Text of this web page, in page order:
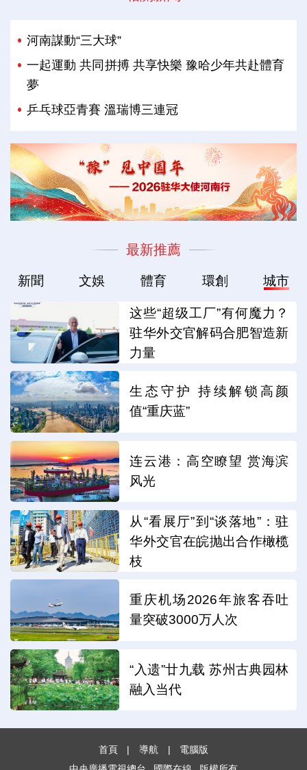
河南謀動“三大球”
一起運動 共同拼搏 共享快樂 豫哈少年共赴體育
夢
乒乓球亞青賽 溫瑞博三連冠
最新推薦
新聞 文娛 體育 環創 城市
这些“超级工厂”有何魔力？
驻华外交官解码合肥智造新
力量
生态守护 持续解锁高颜
值“重庆蓝”
连云港：高空瞭望 赏海滨
风光
从“看展厅”到“谈落地”：驻
华外交官在皖抛出合作橄榄
枝
重庆机场2026年旅客吞吐
量突破3000万人次
“入遗”廿九载 苏州古典园林
融入当代
首頁 | 導航 |
電腦版